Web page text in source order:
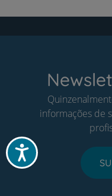
Acessibilidade
informações de